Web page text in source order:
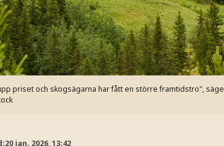
priset och skogsägarna har fått en större framtidstro",
20 jan. 2026, 13:42